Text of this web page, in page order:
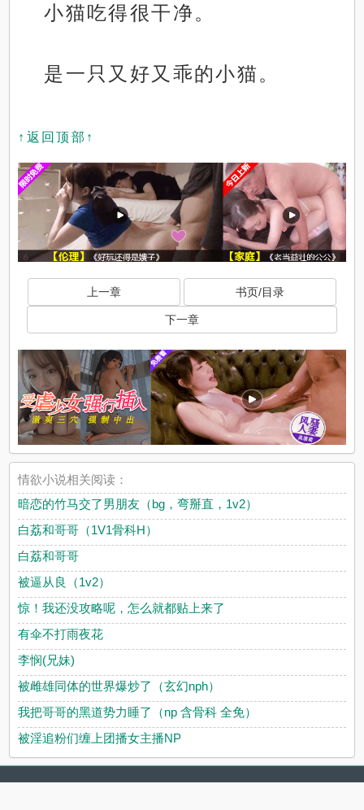
小猫吃得很干净。
是一只又好又乖的小猫。
↑返回顶部↑
上一章 书页/目录
下一章
情欲小说相关阅读：
暗恋的竹马交了男朋友（bg，弯掰直，1v2）
白荔和哥哥（1V1骨科H）
白荔和哥哥
被逼从良（1v2）
惊！我还没攻略呢，怎么就都贴上来了
有伞不打雨夜花
李悯(兄妹)
被雌雄同体的世界爆炒了（玄幻nph）
我把哥哥的黑道势力睡了（np 含骨科 全免）
被淫追粉们缠上团播女主播NP